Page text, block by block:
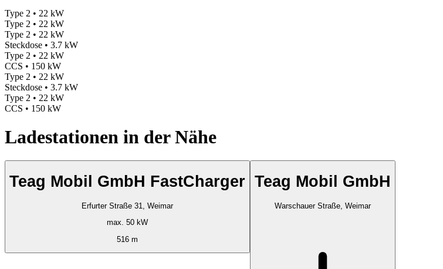
Type 2 • 22 kW
Type 2 • 22 kW
Type 2 • 22 kW
Steckdose • 3.7 kW
Type 2 • 22 kW
CCS • 150 kW
Type 2 • 22 kW
Steckdose • 3.7 kW
Type 2 • 22 kW
CCS • 150 kW
Ladestationen in der Nähe
Teag Mobil GmbH FastCharger
Erfurter Straße 31, Weimar
max. 50 kW
516 m
Teag Mobil GmbH
Warschauer Straße, Weimar